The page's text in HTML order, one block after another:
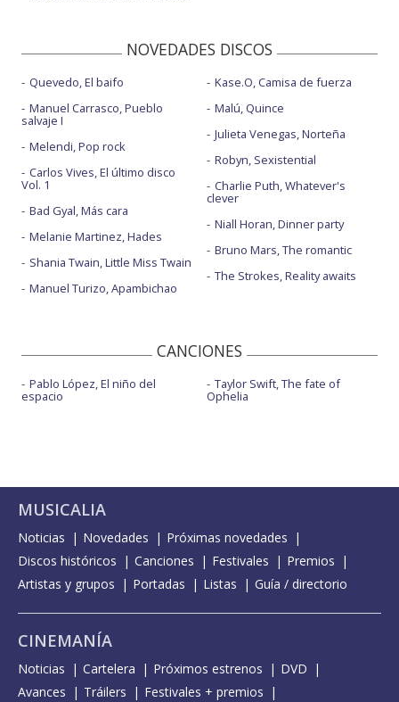
NOVEDADES DISCOS
Quevedo, El baifo
Manuel Carrasco, Pueblo
salvaje I
Melendi, Pop rock
Carlos Vives, El último disco
Vol. 1
Bad Gyal, Más cara
Melanie Martinez, Hades
Shania Twain, Little Miss Twain
Manuel Turizo, Apambichao
Kase.O, Camisa de fuerza
Malú, Quince
Julieta Venegas, Norteña
Robyn, Sexistential
Charlie Puth, Whatever's
clever
Niall Horan, Dinner party
Bruno Mars, The romantic
The Strokes, Reality awaits
CANCIONES
Pablo López, El niño del
espacio
Taylor Swift, The fate of
Ophelia
MUSICALIA
Noticias Novedades
Próximas novedades
Discos históricos
Canciones Festivales
Premios
Artistas y grupos
Portadas Listas Guía / directorio
CINEMANÍA
Noticias Cartelera Próximos estrenos
DVD
Avances
Tráilers Festivales + premios